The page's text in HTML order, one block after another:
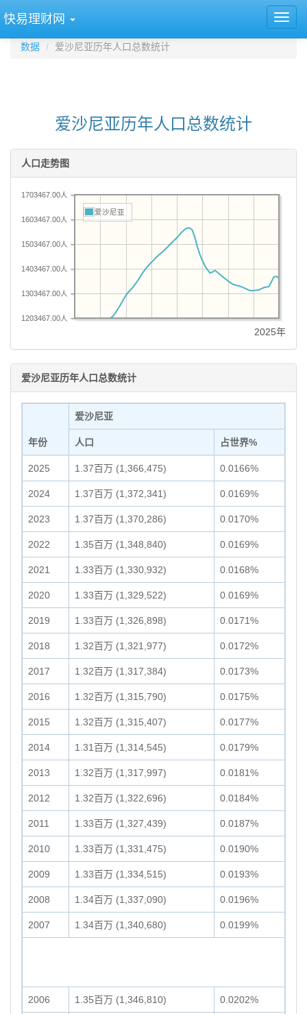
快易理财网
数据 爱沙尼亚历年人口总数统计
爱沙尼亚历年人口总数统计
人口走势图
1203467.00人
1303467.00人
1403467.00人
1503467.00人
1603467.00人
1703467.00人
爱沙尼亚
2025年
爱沙尼亚历年人口总数统计
年份
爱沙尼亚
人口 占世界%
2025 1.37百万 (1,366,475) 0.0166%
2024 1.37百万 (1,372,341) 0.0169%
2023 1.37百万 (1,370,286) 0.0170%
2022 1.35百万 (1,348,840) 0.0169%
2021 1.33百万 (1,330,932) 0.0168%
2020 1.33百万 (1,329,522) 0.0169%
2019 1.33百万 (1,326,898) 0.0171%
2018 1.32百万 (1,321,977) 0.0172%
2017 1.32百万 (1,317,384) 0.0173%
2016 1.32百万 (1,315,790) 0.0175%
2015 1.32百万 (1,315,407) 0.0177%
2014 1.31百万 (1,314,545) 0.0179%
2013 1.32百万 (1,317,997) 0.0181%
2012 1.32百万 (1,322,696) 0.0184%
2011 1.33百万 (1,327,439) 0.0187%
2010 1.33百万 (1,331,475) 0.0190%
2009 1.33百万 (1,334,515) 0.0193%
2008 1.34百万 (1,337,090) 0.0196%
2007 1.34百万 (1,340,680) 0.0199%
2006 1.35百万 (1,346,810) 0.0202%